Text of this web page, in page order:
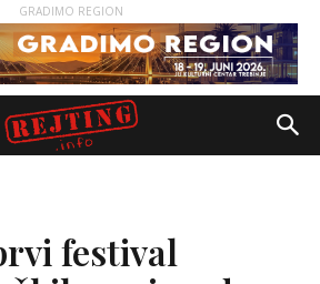
GRADIMO REGION
festival